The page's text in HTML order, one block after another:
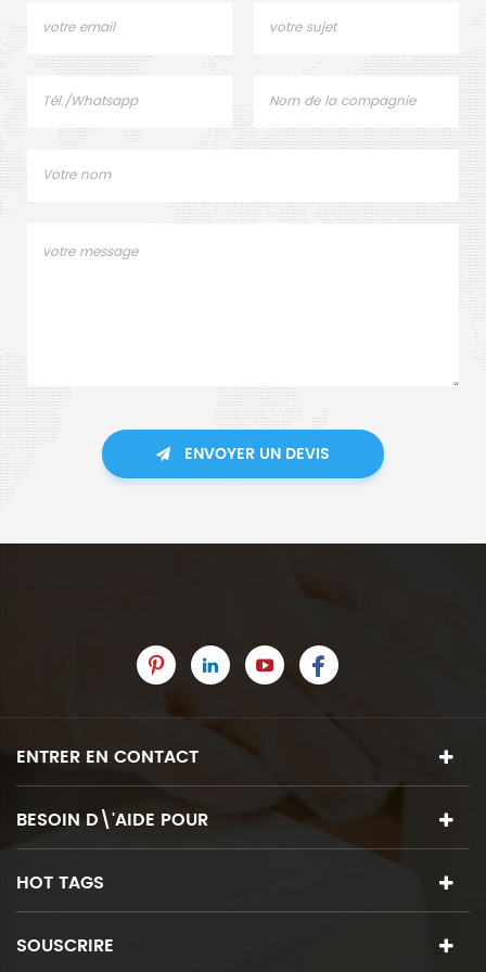
ENVOYER UN DEVIS
ENTRER EN CONTACT
BESOIN D\'AIDE POUR
HOT TAGS
SOUSCRIRE